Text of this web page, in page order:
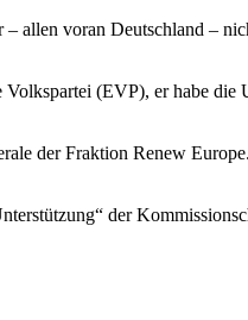
allen voran Deutschland –
(EVP), er habe die
der Fraktion Renew
der